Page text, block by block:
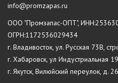
info@promzapas.ru
ООО "Промзапас-ОПТ",
ОГРН:1172536029434
г. Владивосток, ул. Русская 73В,
г. Хабаровск, ул Индустриальная
г. Якутск, Вилюйский переулок, д.